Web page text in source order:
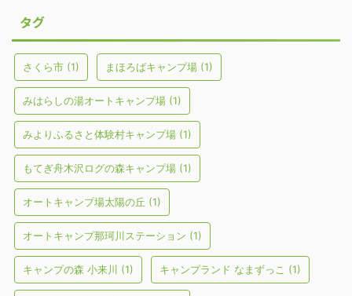
タグ
さくら市 (1) まほろばキャンプ場 (1)
みはらしの湯オートキャンプ場 (1)
みよりふるさと体験村キャンプ場 (1)
もてぎ舟木沢ログの森キャンプ場 (1)
オートキャンプ場太陽の丘 (1)
オートキャンプ那珂川ステーション (1)
キャンプの森 小来川 (1) キャンプランド なまずっこ (1)